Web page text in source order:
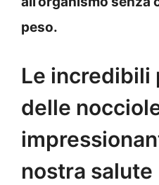
peso.
Le incredibili
delle
nostra salute